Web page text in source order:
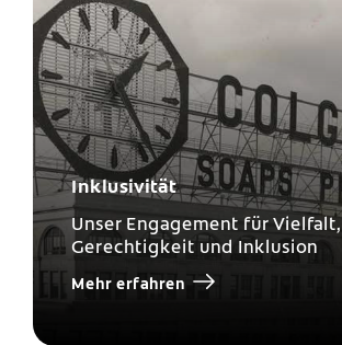
Inklusivität
Unser Engagement für Vielfalt,
Gerechtigkeit und Inklusion
Mehr erfahren